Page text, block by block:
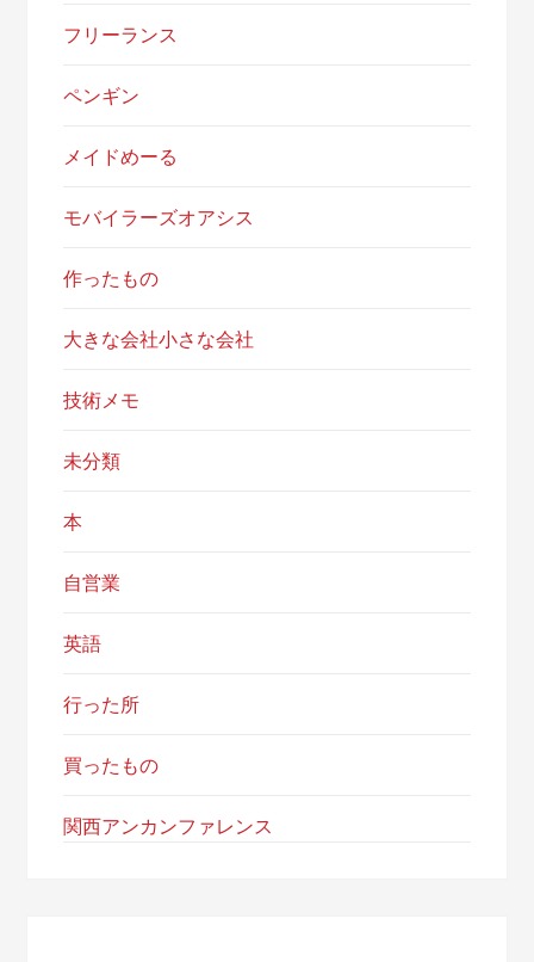
フリーランス
ペンギン
メイドめーる
モバイラーズオアシス
作ったもの
大きな会社小さな会社
技術メモ
未分類
本
自営業
英語
行った所
買ったもの
関西アンカンファレンス